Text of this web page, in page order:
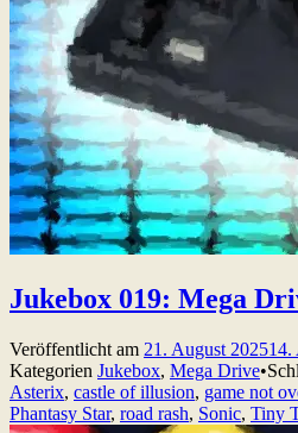
Jukebox 019: Mega
Veröffentlicht am 21. August 202514.
Kategorien Jukebox, Mega Drive•
Asterix, castle of illusion, game not
Phantasy Star, road rash, Sonic, Tiny